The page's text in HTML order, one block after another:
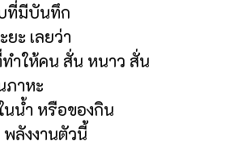
ที่มีบันทึก
ยะ เลยว่า
ำให้คน สั่น หนาว สั่น
ภาหะ
นน้ำ หรือของกิน
ลังงานตัวนี้